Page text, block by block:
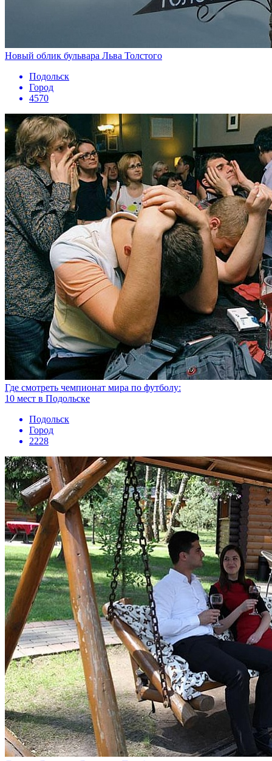
Новый облик бульвара Льва Толстого
Подольск
Город
4570
Где смотреть чемпионат мира по футболу:
10 мест в Подольске
Подольск
Город
2228